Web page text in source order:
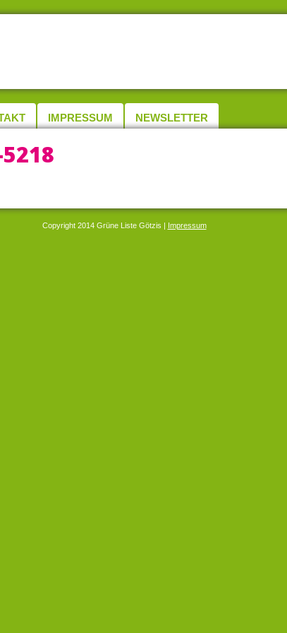
IMPRESSUM NEWSLETTER
Copyright 2014 Grüne Liste Götzis | Impressum